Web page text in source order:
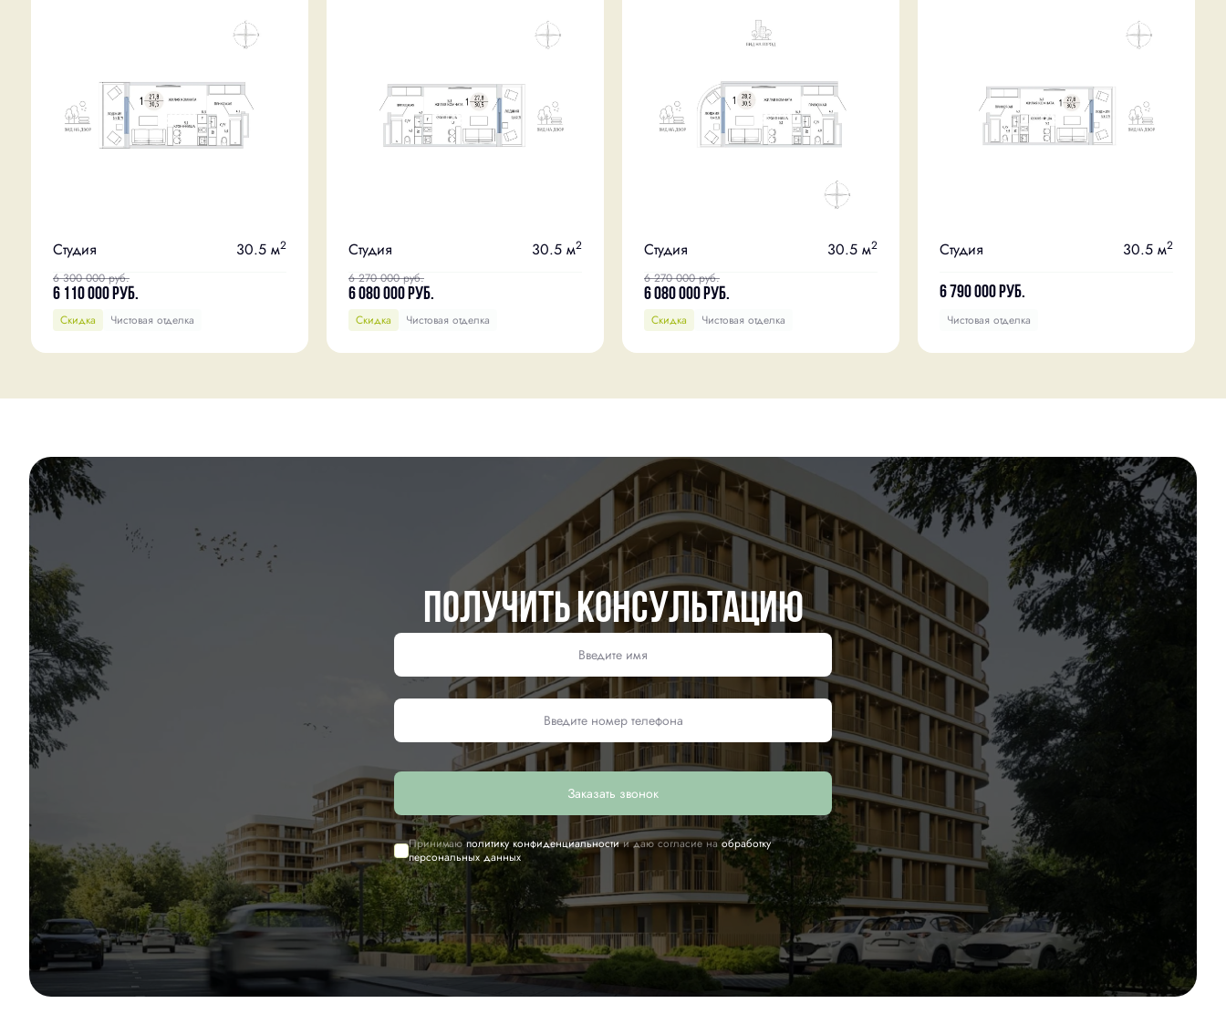
Студия 30.5 м2
6 300 000руб.
6 110 000руб.
Скидка Чистовая отделка
Студия 30.5 м2
6 270 000руб.
6 080 000руб.
Скидка Чистовая отделка
Студия 30.5 м2
6 270 000руб.
6 080 000руб.
Скидка Чистовая отделка
Студия 30.5 м2
6 790 000руб.
Чистовая отделка
Получить консультацию
Заказать звонок
Принимаюполитику конфиденциальностии даю согласие наобработку
персональных данных